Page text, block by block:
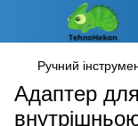
Ручний
Адаптер